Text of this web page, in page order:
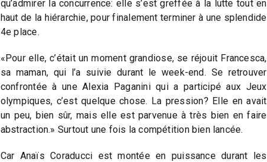
qu’admirer la concurrence: elle s’est greffée à la lutte tout en
haut de la hiérarchie, pour finalement terminer à une splendide
4e place.
«Pour elle, c’était un moment grandiose, se réjouit Francesca,
sa maman, qui l’a suivie durant le week-end. Se retrouver
confrontée à une Alexia Paganini qui a participé aux Jeux
olympiques, c’est quelque chose. La pression? Elle en avait
un peu, bien sûr, mais elle est parvenue à très bien en faire
abstraction.» Surtout une fois la compétition bien lancée.
Car Anaïs Coraducci est montée en puissance durant les